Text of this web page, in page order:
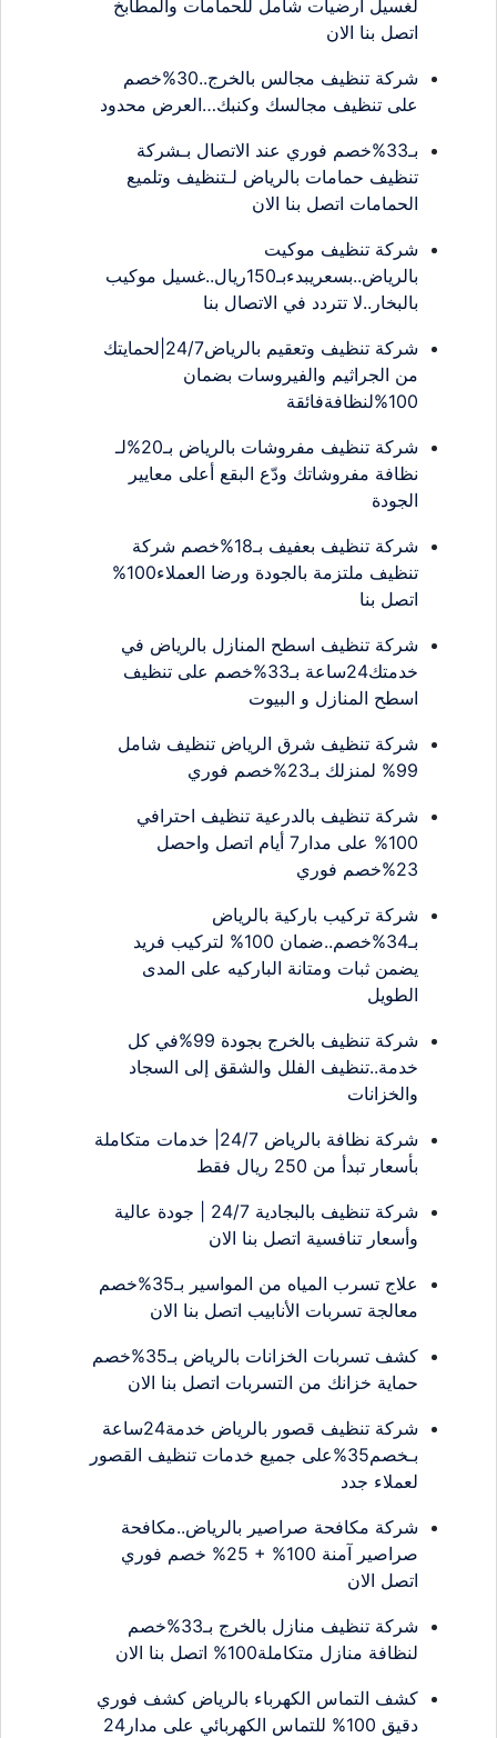
لغسيل ارضيات شامل للحمامات والمطابخ
اتصل بنا الان
شركة تنظيف مجالس بالخرج..30%خصم
على تنظيف مجالسك وكنبك…العرض محدود
بـ33%خصم فوري عند الاتصال بـشركة
تنظيف حمامات بالرياض لـتنظيف وتلميع
الحمامات اتصل بنا الان
شركة تنظيف موكيت
بالرياض..بسعريبدءبـ150ريال..غسيل موكيب
بالبخار..لا تتردد في الاتصال بنا
شركة تنظيف وتعقيم بالرياض24/7|لحمايتك
من الجراثيم والفيروسات بضمان
100%لنظافةفائقة
شركة تنظيف مفروشات بالرياض بـ20%لـ
نظافة مفروشاتك ودّع البقع أعلى معايير
الجودة
شركة تنظيف بعفيف بـ18%خصم شركة
تنظيف ملتزمة بالجودة ورضا العملاء100%
اتصل بنا
شركة تنظيف اسطح المنازل بالرياض في
خدمتك24ساعة بـ33%خصم على تنظيف
اسطح المنازل و البيوت
شركة تنظيف شرق الرياض تنظيف شامل
99% لمنزلك بـ23%خصم فوري
شركة تنظيف بالدرعية تنظيف احترافي
100% على مدار7 أيام اتصل واحصل
23%خصم فوري
شركة تركيب باركية بالرياض
بـ34%خصم..ضمان 100% لتركيب فريد
يضمن ثبات ومتانة الباركيه على المدى
الطويل
شركة تنظيف بالخرج بجودة 99%في كل
خدمة..تنظيف الفلل والشقق إلى السجاد
والخزانات
شركة نظافة بالرياض 24/7| خدمات متكاملة
بأسعار تبدأ من 250 ريال فقط
شركة تنظيف بالبجادية 24/7 | جودة عالية
وأسعار تنافسية اتصل بنا الان
علاج تسرب المياه من المواسير بـ35%خصم
معالجة تسربات الأنابيب اتصل بنا الان
كشف تسربات الخزانات بالرياض بـ35%خصم
حماية خزانك من التسربات اتصل بنا الان
شركة تنظيف قصور بالرياض خدمة24ساعة
بـخصم35%على جميع خدمات تنظيف القصور
لعملاء جدد
شركة مكافحة صراصير بالرياض..مكافحة
صراصير آمنة 100% + 25% خصم فوري
اتصل الان
شركة تنظيف منازل بالخرج بـ33%خصم
لنظافة منازل متكاملة100% اتصل بنا الان
كشف التماس الكهرباء بالرياض كشف فوري
دقيق 100% للتماس الكهربائي على مدار24